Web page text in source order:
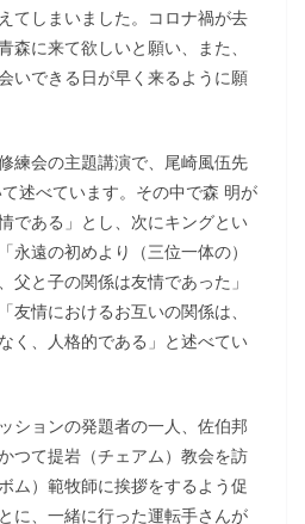
てしまいました。コロナ禍が去
森に来て欲しいと願い、また、
いできる日が早く来るように願
練会の主題講演で、尾崎風伍先
述べています。その中で森 明が
である」とし、次にキングとい
永遠の初めより（三位一体の）
父と子の関係は友情であった」
友情におけるお互いの関係は、
く、人格的である」と述べてい
ションの発題者の一人、佐伯邦
つて提岩（チェアム）教会を訪
ム）範牧師に挨拶をするよう促
に、一緒に行った運転手さんが